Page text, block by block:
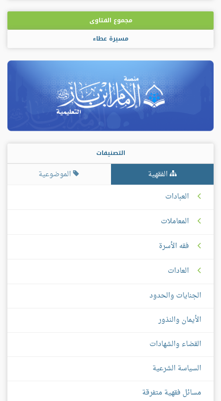
مجموع الفتاوى
مسيرة عطاء
التصنيفات
الفقهية
الموضوعية
العبادات
المعاملات
فقه الأسرة
العادات
الجنايات والحدود
الأيمان والنذور
القضاء والشهادات
السياسة الشرعية
مسائل فقهية متفرقة